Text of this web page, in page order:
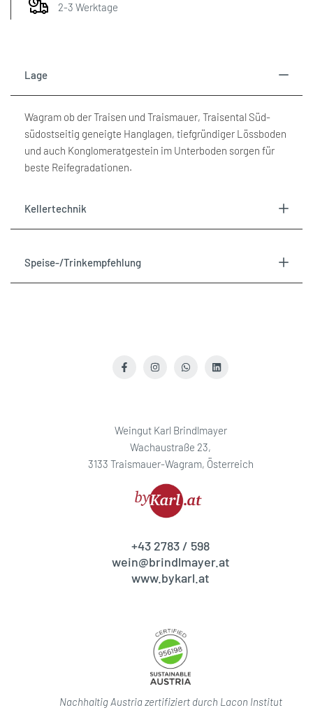
product
}}
product
}}
2-3 Werktage
Lage
Wagram ob der Traisen und Traismauer, Traisental Süd-
südostseitig geneigte Hanglagen, tiefgründiger Lössboden
und auch Konglomeratgestein im Unterboden sorgen für
beste Reifegradationen.
Kellertechnik
Speise-/Trinkempfehlung
Weingut Karl Brindlmayer
Wachaustraße 23,
3133 Traismauer-Wagram, Österreich
+43 2783 / 598
wein@brindlmayer.at
www.bykarl.at
Nachhaltig Austria zertifiziert durch Lacon Institut
FacebookInstagramWhatsAppLinkedIn